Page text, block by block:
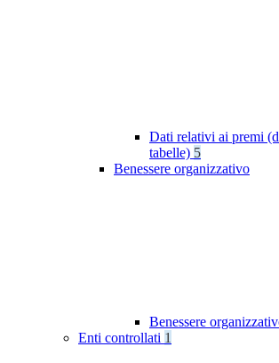
Dati relativi ai premi
tabelle) 5
Benessere organizzativo
Benessere
Enti controllati 1